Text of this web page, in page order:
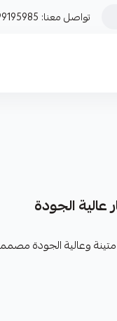
تواصل معنا:
عالية الجودة
متينة وعالية الجودة